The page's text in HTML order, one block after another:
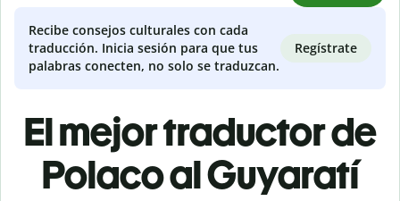
Recibe consejos culturales con cada
traducción. Inicia sesión para que tus
palabras conecten, no solo se traduzcan.
Regístrate
El mejor traductor de
Polaco al Guyaratí